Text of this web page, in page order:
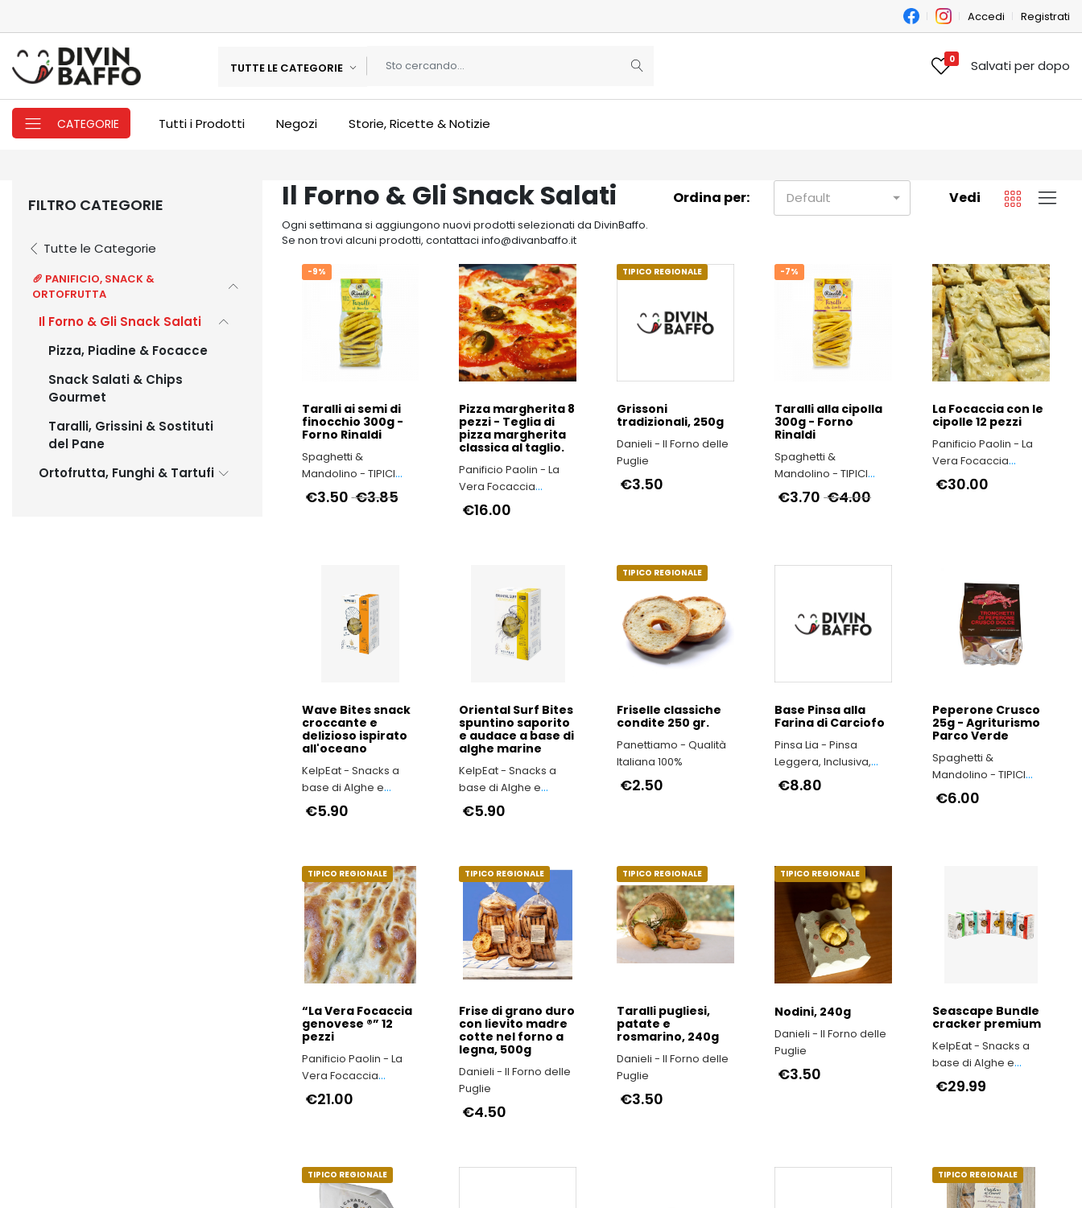
Accedi Registrati
TUTTE LE CATEGORIE
0 Salvati per dopo
CATEGORIE Tutti i Prodotti Negozi Storie, Ricette & Notizie
FILTRO CATEGORIE
Tutte le Categorie
🥖 PANIFICIO, SNACK &
ORTOFRUTTA
Il Forno & Gli Snack Salati
Pizza, Piadine & Focacce
Snack Salati & Chips
Gourmet
Taralli, Grissini & Sostituti
del Pane
Ortofrutta, Funghi & Tartufi
Il Forno & Gli Snack Salati
Ogni settimana si aggiungono nuovi prodotti selezionati da DivinBaffo.
Se non trovi alcuni prodotti, contattaci info@divanbaffo.it
Ordina per: Default Vedi
-9%
Taralli ai semi di
finocchio 300g -
Forno Rinaldi
Spaghetti &
Mandolino - TIPICI
ITALIANI
€3.85
€3.50
Pizza margherita 8
pezzi - Teglia di
pizza margherita
classica al taglio.
Panificio Paolin - La
Vera Focaccia
Genovese
€16.00
TIPICO REGIONALE
Grissoni
tradizionali, 250g
Danieli - Il Forno delle
Puglie
€3.50
-7%
Taralli alla cipolla
300g - Forno
Rinaldi
Spaghetti &
Mandolino - TIPICI
ITALIANI
€4.00
€3.70
La Focaccia con le
cipolle 12 pezzi
Panificio Paolin - La
Vera Focaccia
Genovese
€30.00
Wave Bites snack
croccante e
delizioso ispirato
all'oceano
KelpEat - Snacks a
base di Alghe e
Lattughe Marine
€5.90
Oriental Surf Bites
spuntino saporito
e audace a base di
alghe marine
KelpEat - Snacks a
base di Alghe e
Lattughe Marine
€5.90
TIPICO REGIONALE
Friselle classiche
condite 250 gr.
Panettiamo - Qualità
Italiana 100%
€2.50
Base Pinsa alla
Farina di Carciofo
Pinsa Lia - Pinsa
Leggera, Inclusiva,
Appetitosa
€8.80
Peperone Crusco
25g - Agriturismo
Parco Verde
Spaghetti &
Mandolino - TIPICI
ITALIANI
€6.00
TIPICO REGIONALE
“La Vera Focaccia
genovese ®” 12
pezzi
Panificio Paolin - La
Vera Focaccia
Genovese
€21.00
TIPICO REGIONALE
Frise di grano duro
con lievito madre
cotte nel forno a
legna, 500g
Danieli - Il Forno delle
Puglie
€4.50
TIPICO REGIONALE
Taralli pugliesi,
patate e
rosmarino, 240g
Danieli - Il Forno delle
Puglie
€3.50
TIPICO REGIONALE
Nodini, 240g
Danieli - Il Forno delle
Puglie
€3.50
Seascape Bundle
cracker premium
KelpEat - Snacks a
base di Alghe e
Lattughe Marine
€29.99
TIPICO REGIONALE TIPICO REGIONALE